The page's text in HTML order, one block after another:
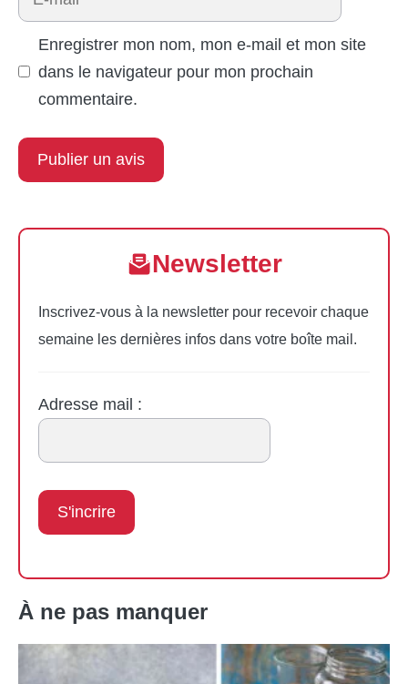
mail
Enregistrer mon nom, mon e-mail et mon site
dans le navigateur pour mon prochain
commentaire.
Newsletter
Inscrivez-vous à la newsletter pour recevoir chaque
semaine les dernières infos dans votre boîte mail.
Adresse mail :
À ne pas manquer